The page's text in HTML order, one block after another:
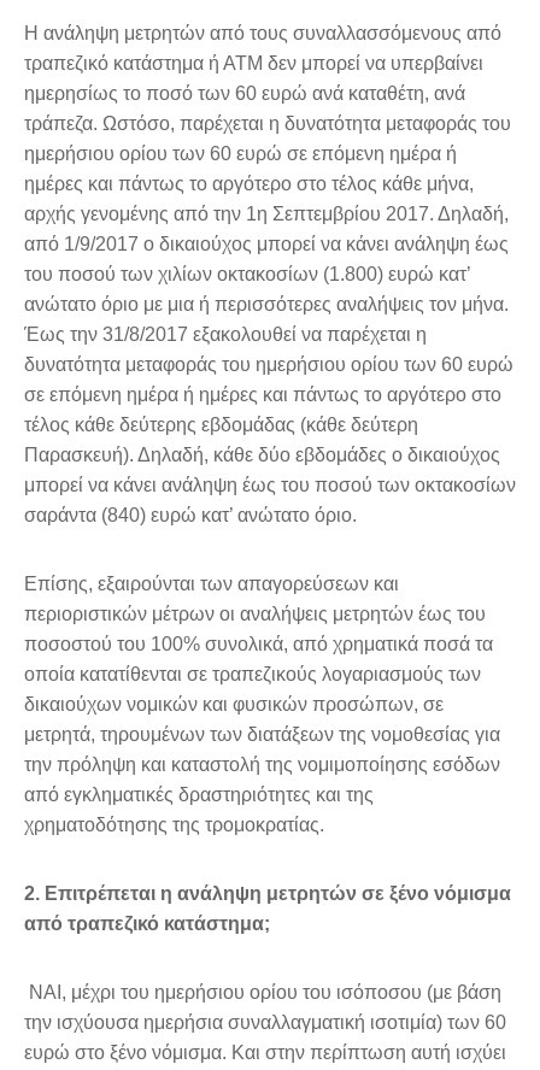
Η ανάληψη μετρητών από τους συναλλασσόμενους από
τραπεζικό κατάστημα ή ΑΤΜ δεν μπορεί να υπερβαίνει
ημερησίως το ποσό των 60 ευρώ ανά καταθέτη, ανά
τράπεζα. Ωστόσο, παρέχεται η δυνατότητα μεταφοράς του
ημερήσιου ορίου των 60 ευρώ σε επόμενη ημέρα ή
ημέρες και πάντως το αργότερο στο τέλος κάθε μήνα,
αρχής γενομένης από την 1η Σεπτεμβρίου 2017. Δηλαδή,
από 1/9/2017 ο δικαιούχος μπορεί να κάνει ανάληψη έως
του ποσού των χιλίων οκτακοσίων (1.800) ευρώ κατ’
ανώτατο όριο με μια ή περισσότερες αναλήψεις τον μήνα.
Έως την 31/8/2017 εξακολουθεί να παρέχεται η
δυνατότητα μεταφοράς του ημερήσιου ορίου των 60 ευρώ
σε επόμενη ημέρα ή ημέρες και πάντως το αργότερο στο
τέλος κάθε δεύτερης εβδομάδας (κάθε δεύτερη
Παρασκευή). Δηλαδή, κάθε δύο εβδομάδες ο δικαιούχος
μπορεί να κάνει ανάληψη έως του ποσού των οκτακοσίων
σαράντα (840) ευρώ κατ’ ανώτατο όριο.
Επίσης, εξαιρούνται των απαγορεύσεων και
περιοριστικών μέτρων οι αναλήψεις μετρητών έως του
ποσοστού του 100% συνολικά, από χρηματικά ποσά τα
οποία κατατίθενται σε τραπεζικούς λογαριασμούς των
δικαιούχων νομικών και φυσικών προσώπων, σε
μετρητά, τηρουμένων των διατάξεων της νομοθεσίας για
την πρόληψη και καταστολή της νομιμοποίησης εσόδων
από εγκληματικές δραστηριότητες και της
χρηματοδότησης της τρομοκρατίας.
2. Επιτρέπεται η ανάληψη μετρητών σε ξένο νόμισμα
από τραπεζικό κατάστημα;
ΝΑΙ, μέχρι του ημερήσιου ορίου του ισόποσου (με βάση
την ισχύουσα ημερήσια συναλλαγματική ισοτιμία) των 60
ευρώ στο ξένο νόμισμα. Και στην περίπτωση αυτή ισχύει